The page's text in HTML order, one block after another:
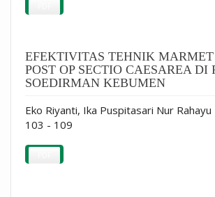
EFEKTIVITAS TEHNIK
POST OP SECTIO CAESAREA DI
SOEDIRMAN KEBUMEN
Eko Riyanti, Ika Puspitasari Nur Rahayu
103 - 109